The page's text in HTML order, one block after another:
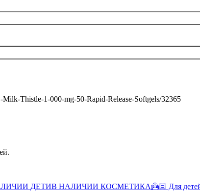
Thistle-1-000-mg-50-Rapid-Release-Softgels/32365
ДЕТИВ НАЛИЧИИ КОСМЕТИКА👼🏻 Для